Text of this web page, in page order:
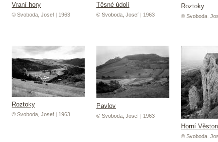
Vraní hory
© Svoboda, Josef | 1963
Těsné údolí
© Svoboda, Josef | 1963
Roztoky
© Svoboda,
Roztoky
© Svoboda, Josef | 1963
Pavlov
© Svoboda, Josef | 1963
Horní
© Svoboda,